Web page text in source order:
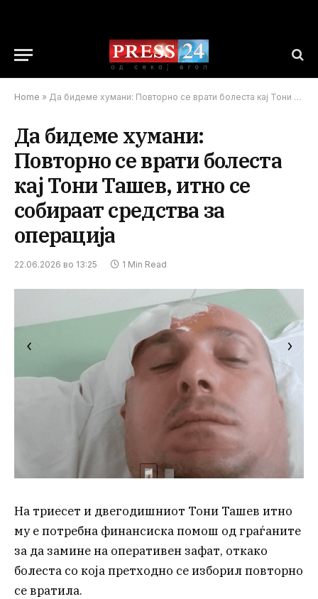
Home » Да бидеме хумани: Повторно се врати болеста кај Тони Ташев, итно се собираат средства за операција
Да бидеме хумани:
Повторно се врати болеста
кај Тони Ташев, итно се
собираат средства за
операција
22.06.2026 во 13:25 1 Min Read
На триесет и двегодишниот Тони Ташев итно
му е потребна финансиска помош од граѓаните
за да замине на оперативен зафат, откако
болеста со која претходно се изборил повторно
се вратила.